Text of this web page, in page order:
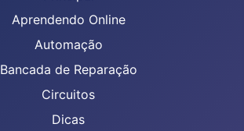
Aprendendo Online
Automação
Bancada de Reparação
Circuitos
Dicas